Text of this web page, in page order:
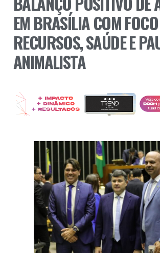
EM BRASÍLIA COM
RECURSOS, SAÚDE E
ANIMALISTA